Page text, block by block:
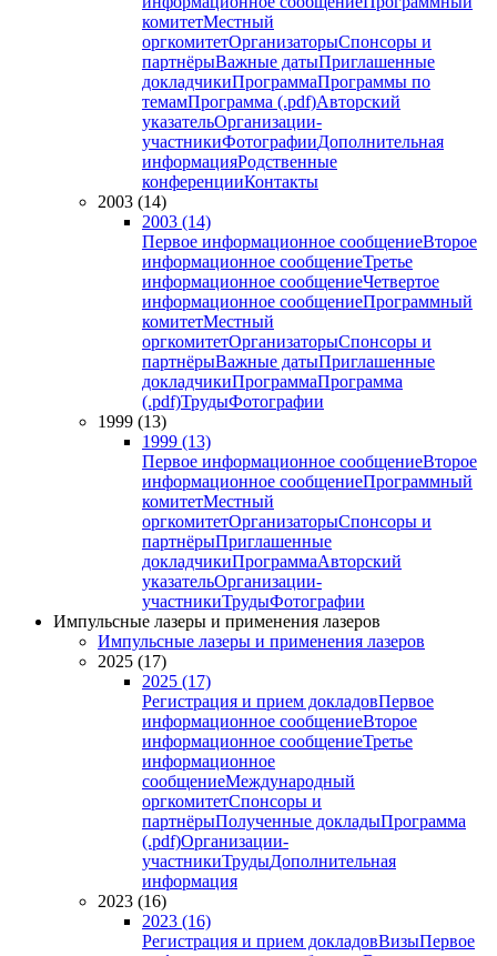
комитетМестный
оргкомитетОрганизаторыСпонсоры и
партнёрыВажные датыПриглашенные
докладчикиПрограммаПрограммы по
темамПрограмма (.pdf)Авторский
указательОрганизации-
участникиФотографииДополнительная
информацияРодственные
конференцииКонтакты
2003 (14)
2003 (14)
Первое информационное сообщениеВторое
информационное сообщениеТретье
информационное сообщениеЧетвертое
информационное сообщениеПрограммный
комитетМестный
оргкомитетОрганизаторыСпонсоры и
партнёрыВажные датыПриглашенные
докладчикиПрограммаПрограмма
(.pdf)ТрудыФотографии
1999 (13)
1999 (13)
Первое информационное сообщениеВторое
информационное сообщениеПрограммный
комитетМестный
оргкомитетОрганизаторыСпонсоры и
партнёрыПриглашенные
докладчикиПрограммаАвторский
указательОрганизации-
участникиТрудыФотографии
Импульсные лазеры и применения лазеров
Импульсные лазеры и применения лазеров
2025 (17)
2025 (17)
Регистрация и прием докладовПервое
информационное сообщениеВторое
информационное сообщениеТретье
информационное
сообщениеМеждународный
оргкомитетСпонсоры и
партнёрыПолученные докладыПрограмма
(.pdf)Организации-
участникиТрудыДополнительная
информация
2023 (16)
2023 (16)
Регистрация и прием докладовВизыПервое